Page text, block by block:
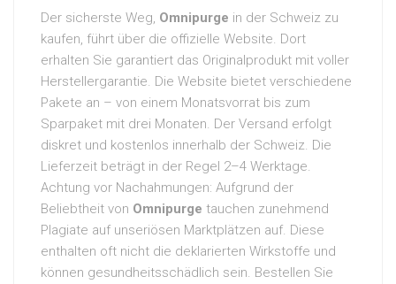
Der sicherste Weg, Omnipurge in der Schweiz zu
kaufen, führt über die offizielle Website. Dort
erhalten Sie garantiert das Originalprodukt mit voller
Herstellergarantie. Die Website bietet verschiedene
Pakete an – von einem Monatsvorrat bis zum
Sparpaket mit drei Monaten. Der Versand erfolgt
diskret und kostenlos innerhalb der Schweiz. Die
Lieferzeit beträgt in der Regel 2–4 Werktage.
Achtung vor Nachahmungen: Aufgrund der
Beliebtheit von Omnipurge tauchen zunehmend
Plagiate auf unseriösen Marktplätzen auf. Diese
enthalten oft nicht die deklarierten Wirkstoffe und
können gesundheitsschädlich sein. Bestellen Sie